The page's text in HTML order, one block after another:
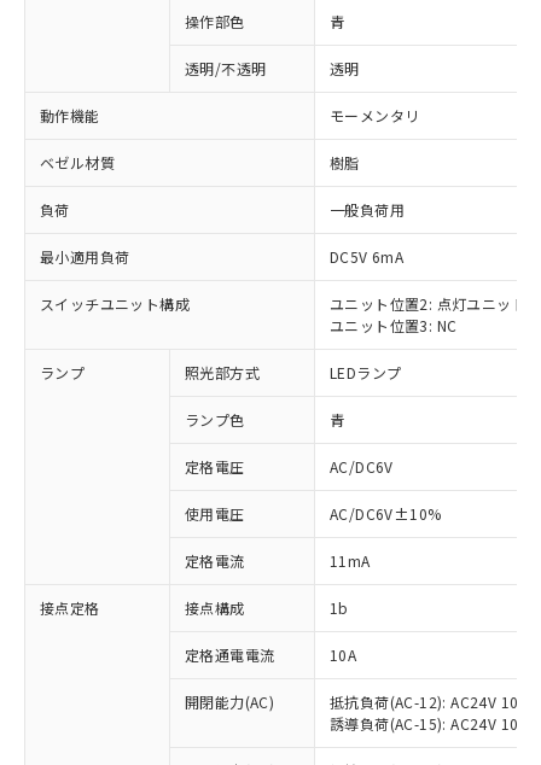
操作部色 青
透明/不透明 透明
動作機能 モーメンタリ
ベゼル材質 樹脂
負荷 一般負荷用
最小適用負荷 DC5V 6mA
スイッチユニット構成
ユニット位置2: 点灯ユニット
ユニット位置3: NC
ランプ 照光部方式 LEDランプ
ランプ色 青
定格電圧 AC/DC6V
使用電圧 AC/DC6V±10%
定格電流 11mA
接点定格 接点構成 1b
定格通電電流 10A
開閉能力(AC)
抵抗負荷(AC-12): AC24V 10A/
誘導負荷(AC-15): AC24V
以下の条件をお読みいただき、同意のうえ
本サービスは、当社制御機器事業取扱
商品の当社在庫状況および標準価格
(税抜)を提供させていただくもので
当社制御機器事業取扱商品の中には、
本サービスの対象外となる商品もある
非含有に対応した製品が提供可能な商品で
対応予定：EU RoHS指令（10物質）の非含
有に対応した製品に切り替える予定のある
対応予定なし：EU RoHS指令（10物質）の
非含有に非対応の商品で、対応品を出す予
調査・確認中：EU RoHS指令（10物質）の
非含有の対応状況を調査中または確認中の
非該当品：ライセンス料など無形物で、有
害物質有無と関係のない商品です。
仕入先様の事情により、非含有部品として
「○」：最大均質材料含有率が中国RoHSの
基準値以下であることを示します。
「×」：最大均質材料含有率が中国RoHSの